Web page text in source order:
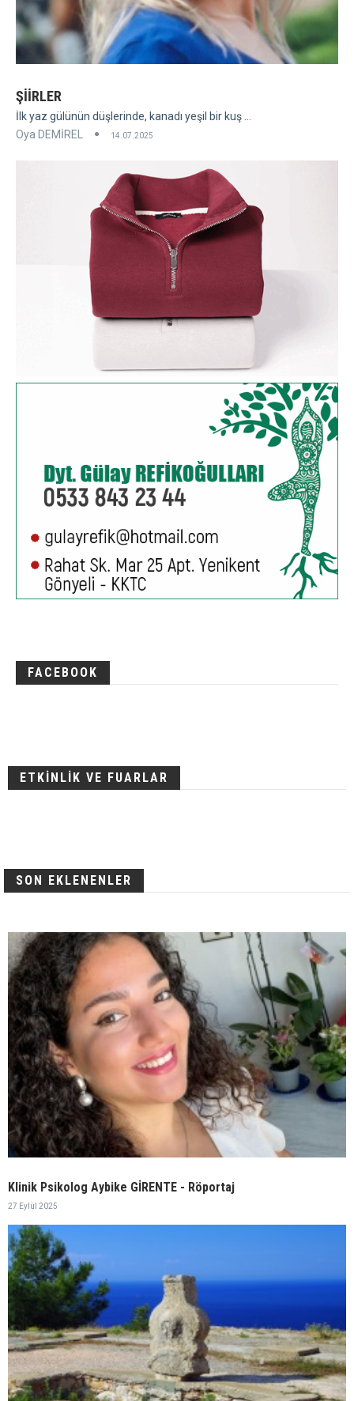
ŞİİRLER
İlk yaz gülünün düşlerinde, kanadı yeşil bir kuş ...
Oya DEMİREL
14.07.2025
FACEBOOK
ETKİNLİK VE FUARLAR
SON EKLENENLER
Klinik Psikolog Aybike GİRENTE - Röportaj
27 Eylül 2025